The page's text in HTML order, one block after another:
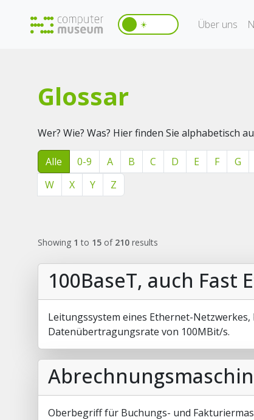
☀️ Über uns
Glossar
Wer? Wie? Was? Hier finden Sie alphabetisch
Alle 0-9 A B C D E F G
W
X Y Z
Showing 1 to 15 of 210 results
100BaseT, auch Fast
Leitungssystem eines Ethernet-
Datenübertragungsrate von 100MBit/s.
Oberbegriff für Buchungs- und